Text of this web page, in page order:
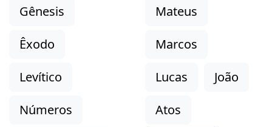
Gênesis
Êxodo
Levítico
Números
Mateus
Marcos
Lucas
João
Atos